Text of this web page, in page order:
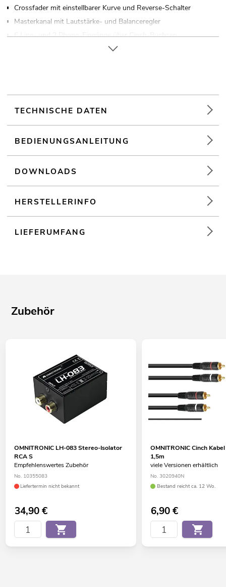
Crossfader mit einstellbarer Kurve und Reverse-Schalter
Masterkanal mit Lautstärke- und Balanceregler
6 Line- und 2 Phono-Eingänge über Cinch-Buchsen
Tischpultgehäuse
TECHNISCHE DATEN
BEDIENUNGSANLEITUNG
DOWNLOADS
HERSTELLERINFO
LIEFERUMFANG
Zubehör
OMNITRONIC LH-083 Stereo-Isolator
RCA S
Empfehlenswertes Zubehör
No. 10355083
Liefertermin nicht bekannt
34,90€
OMNITRONIC Cinch
1,5m
viele Versionen erhältlich
No. 3020940N
Bestand reicht ca. 12 Wo.
6,90€